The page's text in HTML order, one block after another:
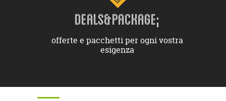
DEALS&PACKAGE;
offerte e pacchetti per ogni vostra
esigenza